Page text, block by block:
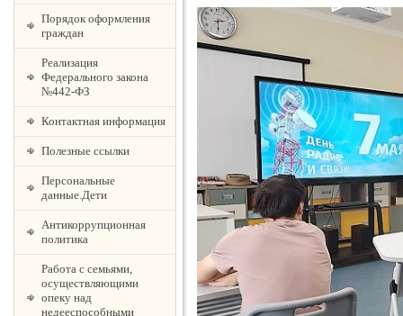
Порядок оформления
граждан
Реализация
Федерального закона
№442-ФЗ
Контактная информация
Полезные ссылки
Персональные
данные.Дети
Антикоррупционная
политика
Работа с семьями,
осуществляющими
опеку над
недееспособными